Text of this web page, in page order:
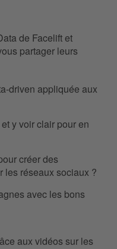
de Facelift et
partager leurs
driven appliquée aux
y voir clair pour en
créer des
les réseaux sociaux ?
avec les bons
aux vidéos sur les